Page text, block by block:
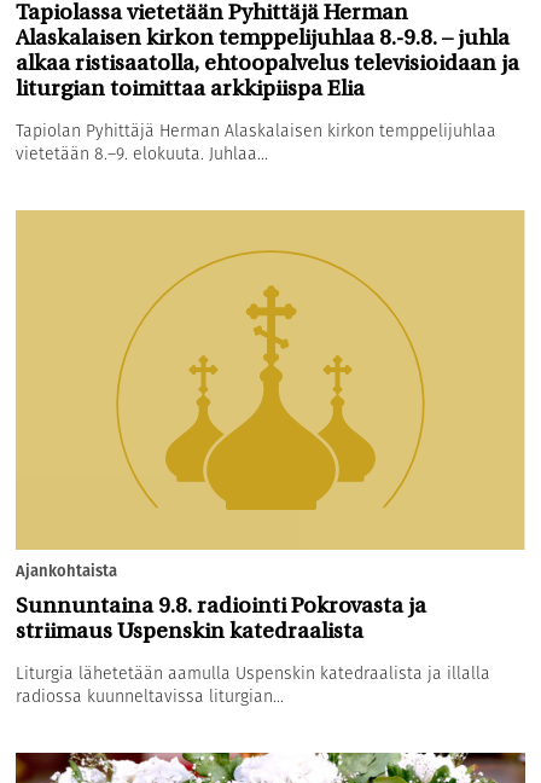
Tapiolassa vietetään Pyhittäjä Herman
Alaskalaisen kirkon temppelijuhlaa 8.-9.8. – juhla
alkaa ristisaatolla, ehtoopalvelus televisioidaan ja
liturgian toimittaa arkkipiispa Elia
Tapiolan Pyhittäjä Herman Alaskalaisen kirkon temppelijuhlaa
vietetään 8.–9. elokuuta. Juhlaa...
Ajankohtaista
Sunnuntaina 9.8. radiointi Pokrovasta ja
striimaus Uspenskin katedraalista
Liturgia lähetetään aamulla Uspenskin katedraalista ja illalla
radiossa kuunneltavissa liturgian...